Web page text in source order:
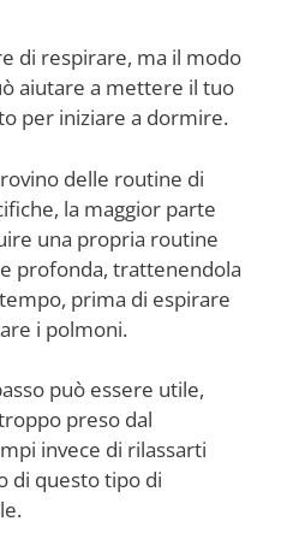
di respirare, ma il modo
aiutare a mettere il tuo
per iniziare a dormire.
delle routine di
la maggior parte
una propria routine
profonda, trattenendola
prima di espirare
i polmoni.
può essere utile,
preso dal
invece di rilassarti
di questo tipo di